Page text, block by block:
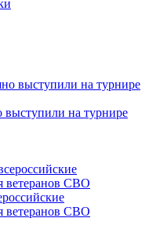
на турнире
ветеранов СВО